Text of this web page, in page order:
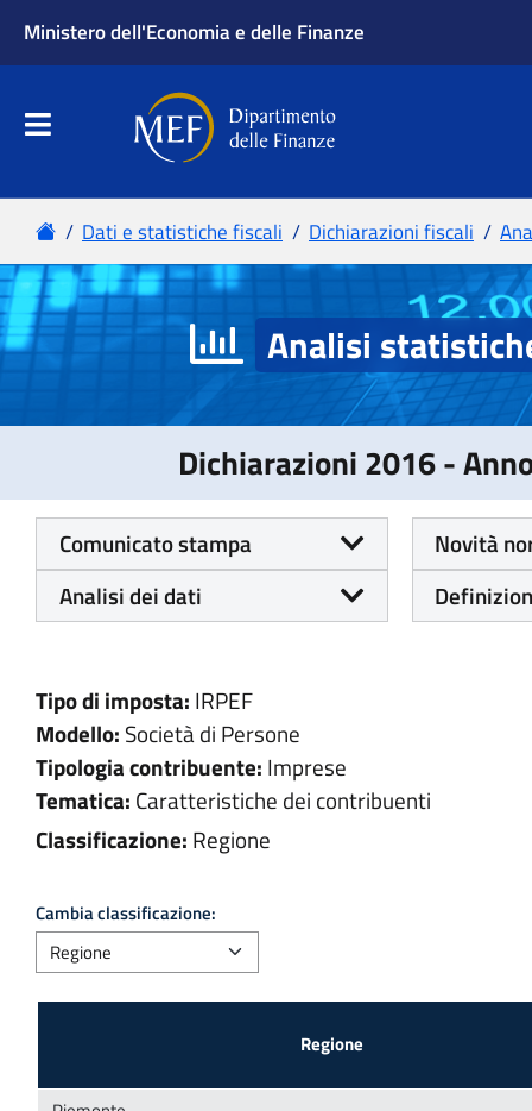
Analisi
Dichiarazioni 2016 -
Comunicato stampa
Novità
Analisi dei dati
Tipo di imposta: IRPEF
Modello: Società di Persone
Tipologia contribuente: Imprese
Tematica: Caratteristiche dei contribuenti
Classificazione: Regione
Cambia classificazione: